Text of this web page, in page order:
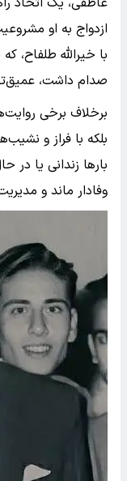
ازدواج به او
با خیرالله طلفاح،
صدام داشت،
برخلاف برخی
بلکه با فراز و
بارها زندانی یا در
وفادار ماند و